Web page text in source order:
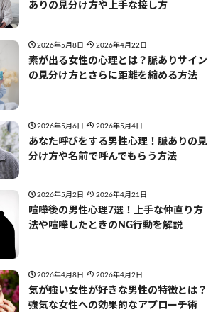
ありの見分け方や上手な接し方
2026年5月8日 2026年4月22日
素が出る女性の心理とは？脈ありサイン
の見分け方とさらに距離を縮める方法
2026年5月6日 2026年5月4日
あなた呼びをする男性心理！脈ありの見
分け方や名前で呼んでもらう方法
2026年5月2日 2026年4月21日
喧嘩後の男性心理7選！上手な仲直り方
法や喧嘩したときのNG行動を解説
2026年4月8日 2026年4月2日
気が強い女性が好きな男性の特徴とは？
強気な女性への効果的なアプローチ術